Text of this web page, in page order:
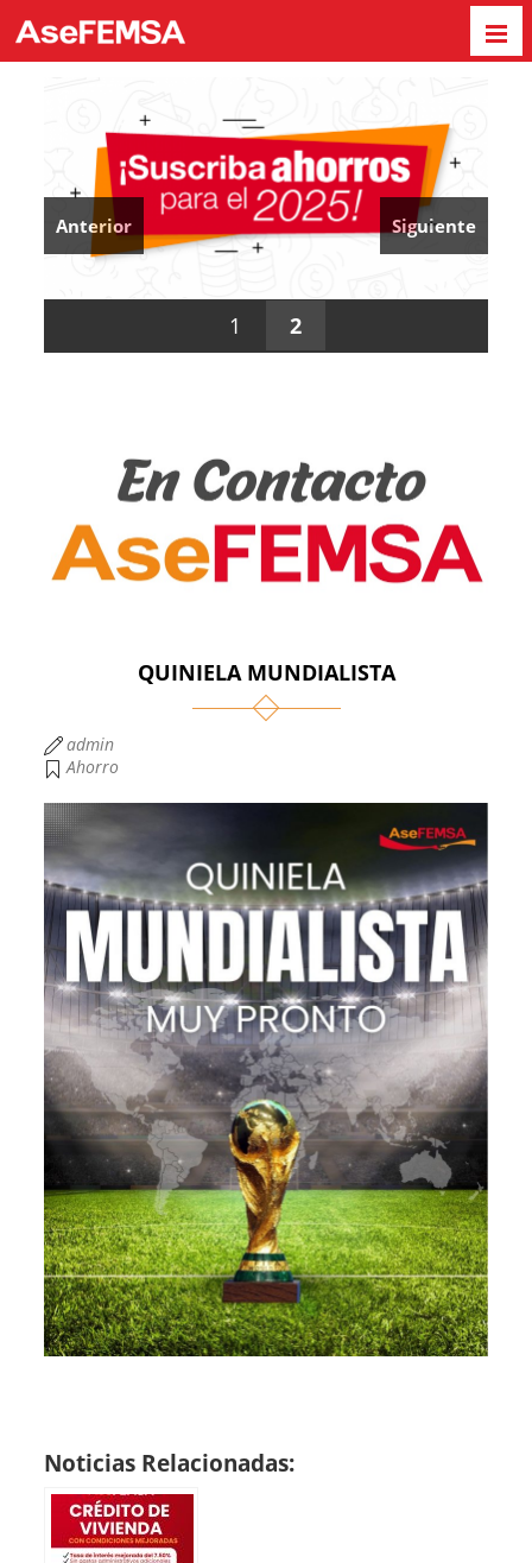
Anterior Siguiente
1 2
QUINIELA MUNDIALISTA
admin
Ahorro
Noticias Relacionadas: